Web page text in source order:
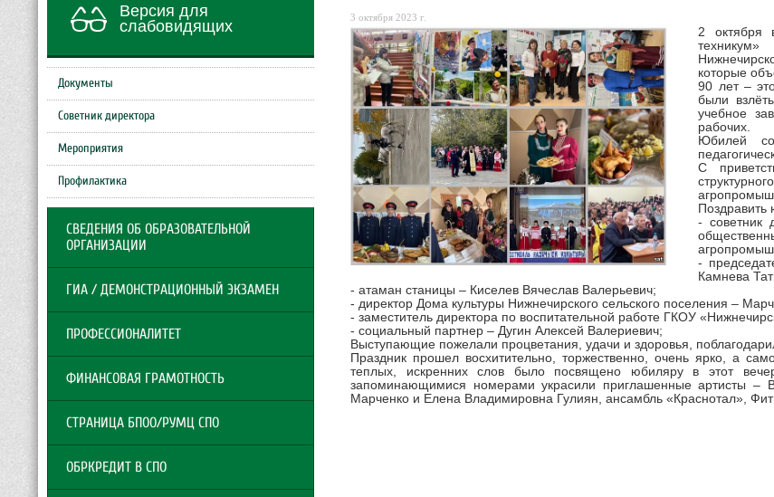
Версия для
слабовидящих
Документы
Советник директора
Мероприятия
Профилактика
СВЕДЕНИЯ ОБ ОБРАЗОВАТЕЛЬНОЙ
ОРГАНИЗАЦИИ
ГИА / ДЕМОНСТРАЦИОННЫЙ ЭКЗАМЕН
ПРОФЕССИОНАЛИТЕТ
ФИНАНСОВАЯ ГРАМОТНОСТЬ
СТРАНИЦА БПОО/РУМЦ СПО
ОБРКРЕДИТ В СПО
3 октября 2023 г.
2 октября
которые
90 лет –
были
учебное
рабочих.
Юбилей
С
- советник
-
Камнева
- атаман станицы – Киселев Вячеслав Валерьевич;
- директор Дома культуры Нижнечирского сельского поселения –
- заместитель директора по воспитательной работе ГКОУ
- социальный партнер – Дугин Алексей Валериевич;
Выступающие пожелали процветания, удачи и здоровья,
Праздник прошел восхитительно, торжественно, очень ярко, а
теплых, искренних слов было посвящено юбиляру в этот
запоминающимися номерами украсили приглашенные артисты –
Марченко и Елена Владимировна Гулиян, ансамбль «Краснотал»,